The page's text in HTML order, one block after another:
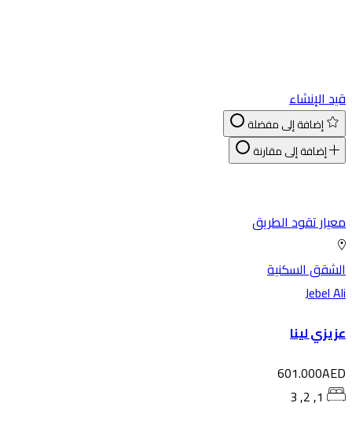
الإنشاء
إضافة إلى مفضلة
إضافة إلى مقارنة
تقود الطريق
السكنية
Jebel
لينا
1, 2, 3